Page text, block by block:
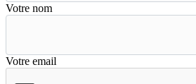
Votre nom
Votre email